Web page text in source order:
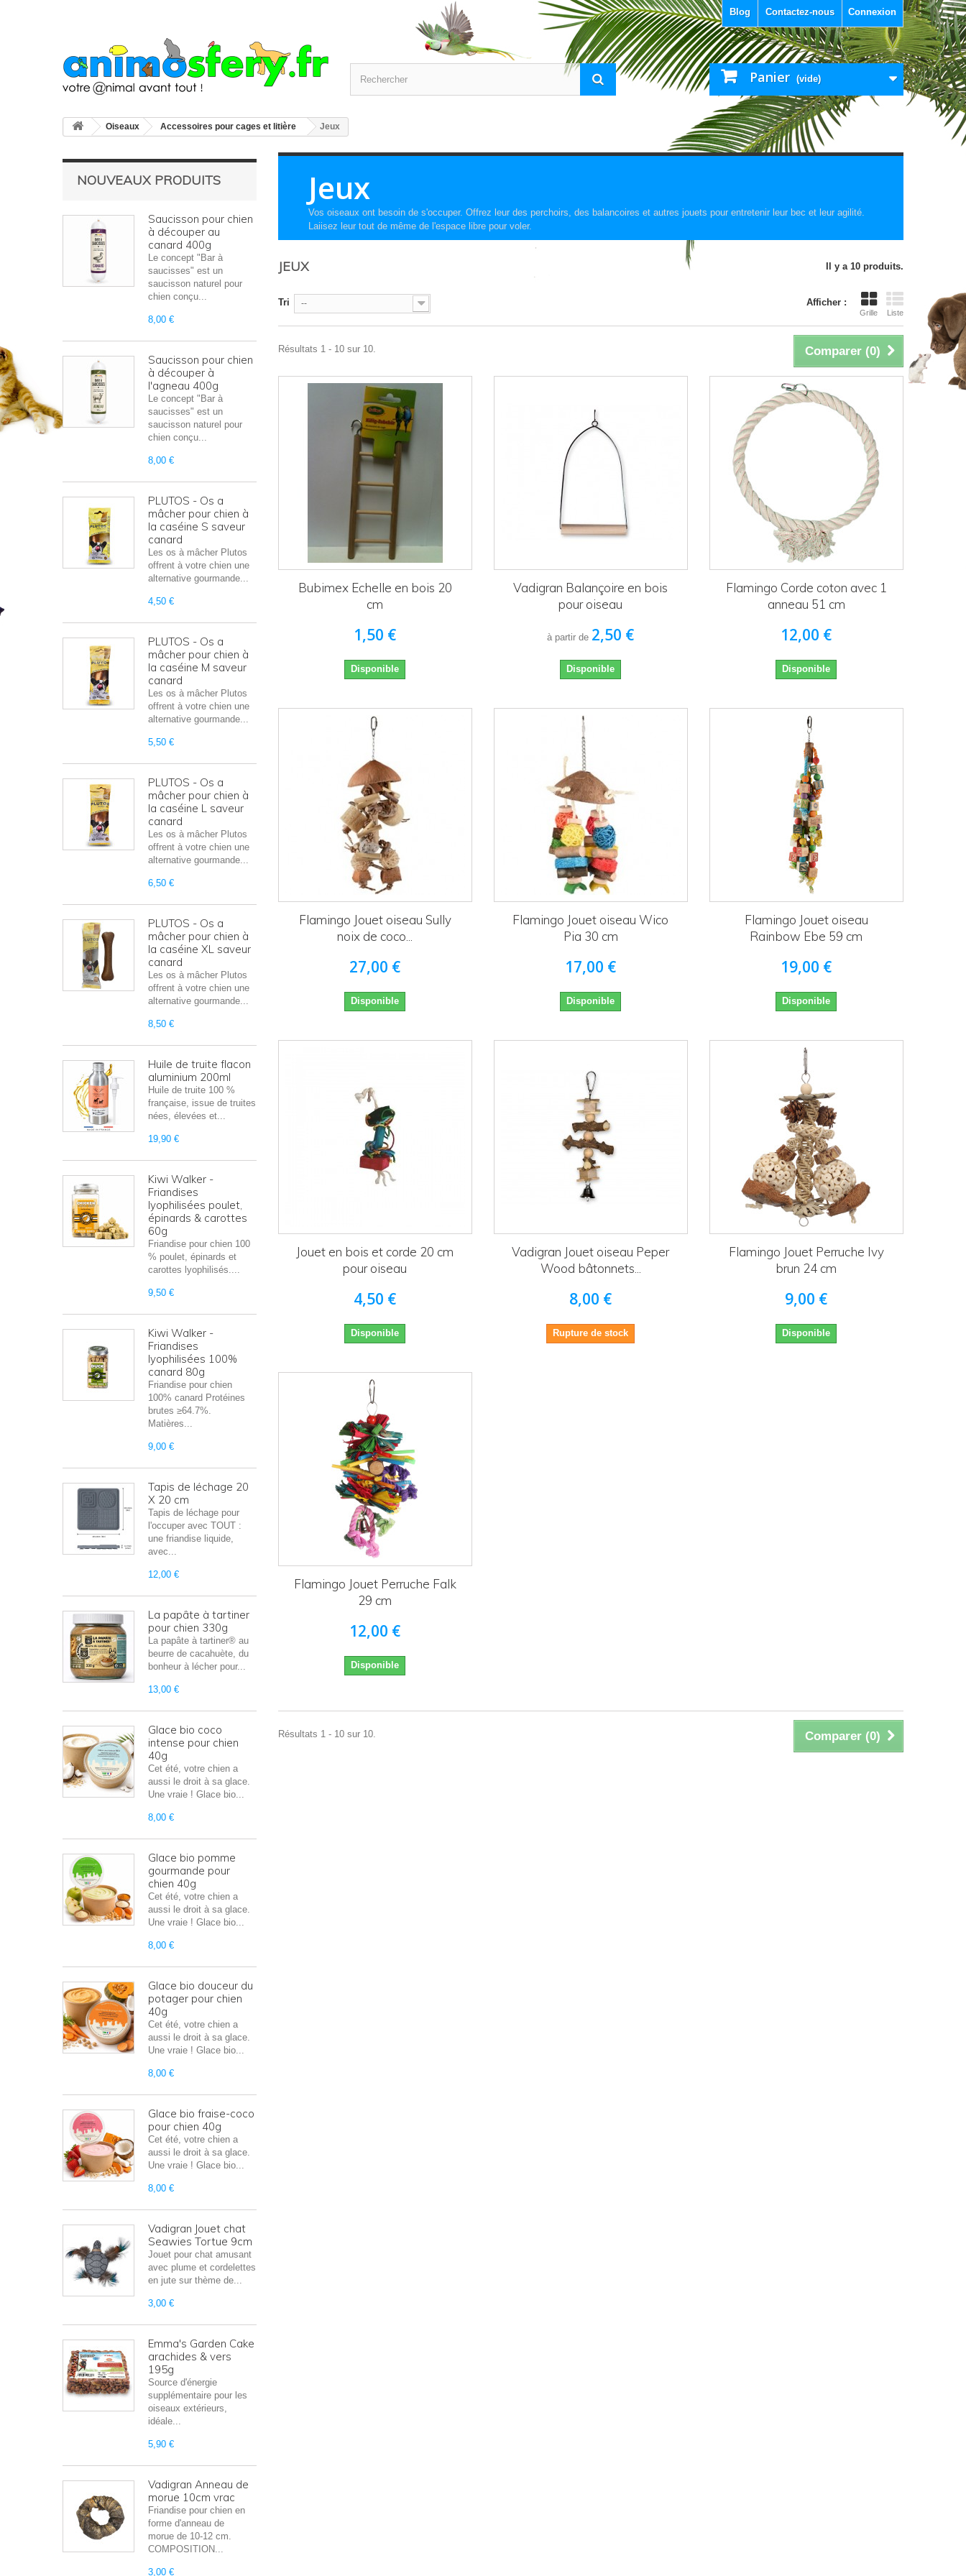
Connexion
Contactez-nous
Blog
Panier (vide)
Oiseaux Accessoires pour cages et litière Jeux
NOUVEAUX PRODUITS
Saucisson pour chien
à découper au
canard 400g
Le concept "Bar à
saucisses" est un
saucisson naturel pour
chien conçu...
8,00 €
Saucisson pour chien
à découper à
l'agneau 400g
Le concept "Bar à
saucisses" est un
saucisson naturel pour
chien conçu...
8,00 €
PLUTOS - Os a
mâcher pour chien à
la caséine S saveur
canard
Les os à mâcher Plutos
offrent à votre chien une
alternative gourmande...
4,50 €
PLUTOS - Os a
mâcher pour chien à
la caséine M saveur
canard
Les os à mâcher Plutos
offrent à votre chien une
alternative gourmande...
5,50 €
PLUTOS - Os a
mâcher pour chien à
la caséine L saveur
canard
Les os à mâcher Plutos
offrent à votre chien une
alternative gourmande...
6,50 €
PLUTOS - Os a
mâcher pour chien à
la caséine XL saveur
canard
Les os à mâcher Plutos
offrent à votre chien une
alternative gourmande...
8,50 €
Huile de truite flacon
aluminium 200ml
Huile de truite 100 %
française, issue de truites
nées, élevées et...
19,90 €
Kiwi Walker -
Friandises
lyophilisées poulet,
épinards & carottes
60g
Friandise pour chien 100
% poulet, épinards et
carottes lyophilisés....
9,50 €
Kiwi Walker -
Friandises
lyophilisées 100%
canard 80g
Friandise pour chien
100% canard Protéines
brutes ≥64.7%.
Matières...
9,00 €
Tapis de léchage 20
X 20 cm
Tapis de léchage pour
l'occuper avec TOUT :
une friandise liquide,
avec...
12,00 €
La papâte à tartiner
pour chien 330g
La papâte à tartiner® au
beurre de cacahuète, du
bonheur à lécher pour...
13,00 €
Glace bio coco
intense pour chien
40g
Cet été, votre chien a
aussi le droit à sa glace.
Une vraie ! Glace bio...
8,00 €
Glace bio pomme
gourmande pour
chien 40g
Cet été, votre chien a
aussi le droit à sa glace.
Une vraie ! Glace bio...
8,00 €
Glace bio douceur du
potager pour chien
40g
Cet été, votre chien a
aussi le droit à sa glace.
Une vraie ! Glace bio...
8,00 €
Glace bio fraise-coco
pour chien 40g
Cet été, votre chien a
aussi le droit à sa glace.
Une vraie ! Glace bio...
8,00 €
Vadigran Jouet chat
Seawies Tortue 9cm
Jouet pour chat amusant
avec plume et cordelettes
en jute sur thème de...
3,00 €
Emma's Garden Cake
arachides & vers
195g
Source d'énergie
supplémentaire pour les
oiseaux extérieurs,
idéale...
5,90 €
Vadigran Anneau de
morue 10cm vrac
Friandise pour chien en
forme d'anneau de
morue de 10-12 cm.
COMPOSITION...
3,00 €
Jeux
Vos oiseaux ont besoin de s'occuper. Offrez leur des perchoirs, des balancoires et autres jouets pour entretenir leur bec et leur agilité.
Laiisez leur tout de même de l'espace libre pour voler.
JEUX Il y a 10 produits.
Afficher :
Grille Liste
Tri --
Comparer (0)
Résultats 1 - 10 sur 10.
Bubimex Echelle en bois 20
cm
1,50 €
Disponible
Vadigran Balançoire en bois
pour oiseau
à partir de 2,50 €
Disponible
Flamingo Corde coton avec 1
anneau 51 cm
12,00 €
Disponible
Flamingo Jouet oiseau Sully
noix de coco...
27,00 €
Disponible
Flamingo Jouet oiseau Wico
Pia 30 cm
17,00 €
Disponible
Flamingo Jouet oiseau
Rainbow Ebe 59 cm
19,00 €
Disponible
Jouet en bois et corde 20 cm
pour oiseau
4,50 €
Disponible
Vadigran Jouet oiseau Peper
Wood bâtonnets...
8,00 €
Rupture de stock
Flamingo Jouet Perruche Ivy
brun 24 cm
9,00 €
Disponible
Flamingo Jouet Perruche Falk
29 cm
12,00 €
Disponible
Comparer (0)
Résultats 1 - 10 sur 10.